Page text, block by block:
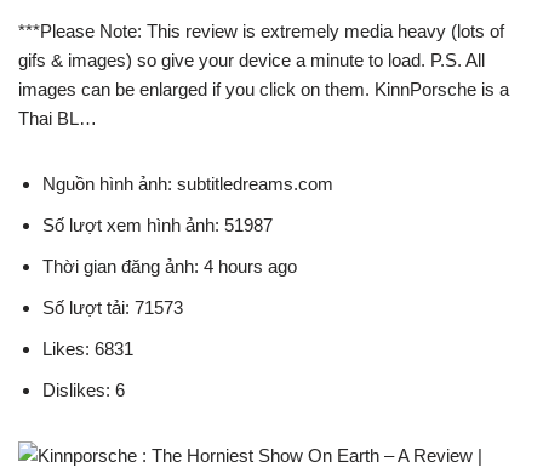
***Please Note: This review is extremely media heavy (lots of
gifs & images) so give your device a minute to load. P.S. All
images can be enlarged if you click on them. KinnPorsche is a
Thai BL…
Nguồn hình ảnh: subtitledreams.com
Số lượt xem hình ảnh: 51987
Thời gian đăng ảnh: 4 hours ago
Số lượt tải: 71573
Likes: 6831
Dislikes: 6